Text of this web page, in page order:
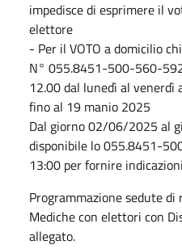
impedisce di esprimere il
elettore
- Per il VOTO a domicilio
N° 055.8451-500-560-
12.00 dal lunedì al
fino al 19 manio 2025
Dal giorno 02/06/2025 al
disponibile lo 055.8451-
13:00 per fornire
Programmazione sedute
Mediche con elettori con
allegato.